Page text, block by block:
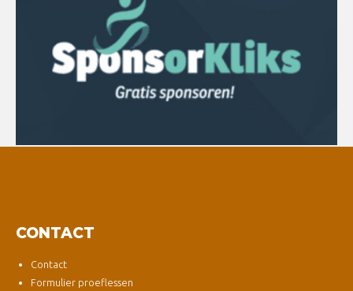
CONTACT
Contact
Formulier proeflessen